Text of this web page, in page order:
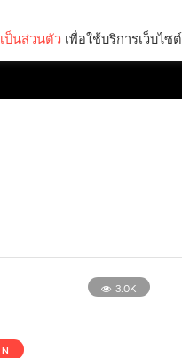
3.0K
ป็นส่วนตัว เพื่อใช้บริการเว็บไซต์